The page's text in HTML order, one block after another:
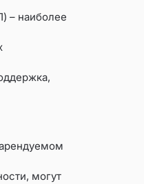
– наиболее
могут